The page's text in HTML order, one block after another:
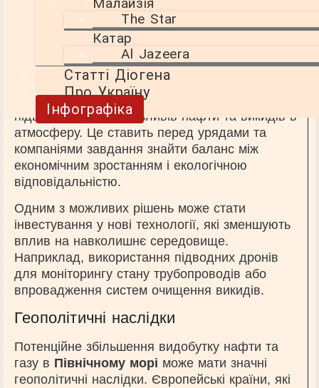
The Star
Катар
Al Jazeera
Статті Діогена
Про Україну
Інфографіка
Екологічні виклики та можливості
Однак нові можливості не позбавлені викликів.
Видобуток нафти та газу в Північному морі
завжди супроводжувався екологічними
ризиками. Збільшення обсягів видобутку може
підвищити ризики розливів нафти та викидів в
атмосферу. Це ставить перед урядами та
компаніями завдання знайти баланс між
економічним зростанням і екологічною
відповідальністю.
Одним з можливих рішень може стати
інвестування у нові технології, які зменшують
вплив на навколишнє середовище.
Наприклад, використання підводних дронів
для моніторингу стану трубопроводів або
впровадження систем очищення викидів.
Геополітичні наслідки
Потенційне збільшення видобутку нафти та
газу в Північному морі може мати значні
геополітичні наслідки. Європейські країни, які